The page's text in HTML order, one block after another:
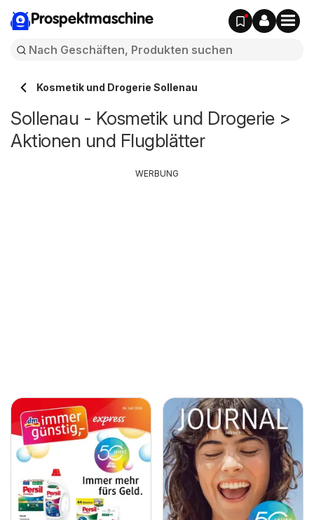
Prospektmaschine
Kosmetik und Drogerie Sollenau
Sollenau - Kosmetik und Drogerie >
Aktionen und Flugblätter
WERBUNG